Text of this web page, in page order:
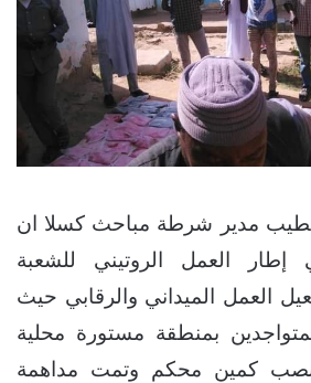
مدير شرطة مباحث كسلا ان
العمل الروتيني للشعبة
العمل الميداني والرقابي حيث
بمنطقة مستورة محلية
كمين محكم وتمت مداهمة